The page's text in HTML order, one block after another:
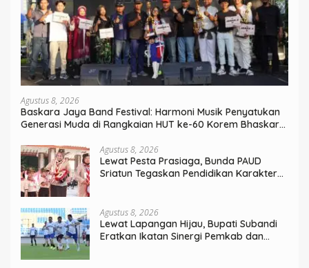
Agustus 8, 2026
Baskara Jaya Band Festival: Harmoni Musik Penyatukan
Generasi Muda di Rangkaian HUT ke-60 Korem Bhaskara
Agustus 8, 2026
Lewat Pesta Prasiaga, Bunda PAUD
Sriatun Tegaskan Pendidikan Karakter
Agustus 8, 2026
Lewat Lapangan Hijau, Bupati Subandi
Eratkan Ikatan Sinergi Pemkab dan